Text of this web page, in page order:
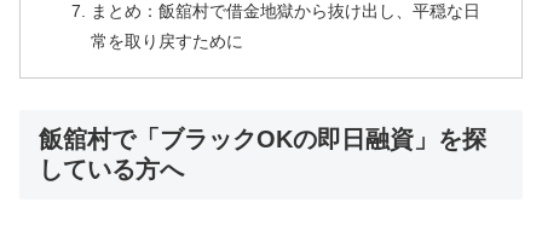
まとめ：飯舘村で借金地獄から抜け出し、平穏な日
常を取り戻すために
飯舘村で「ブラックOKの即日融資」を探
している方へ